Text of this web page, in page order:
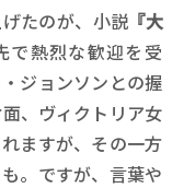
たのが、小説 『大
で熱烈な歓迎を受
ジョンソンとの握
、ヴィクトリア女
ますが、その一方
。ですが、言葉や